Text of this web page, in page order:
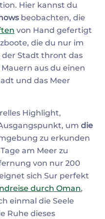
Hier kannst du
beobachten, die
von Hand gefertigt
die du nur im
der Stadt thront das
aus du einen
und das Meer
Highlight,
um die
zu erkunden
am Meer zu
von nur 200
sich Sur perfekt
durch Oman,
einmal die Seele
Ruhe dieses